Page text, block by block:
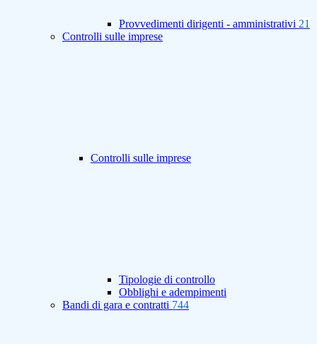
Provvedimenti dirigenti - amministrativi 21
Controlli sulle imprese
Controlli sulle imprese
Tipologie di controllo
Obblighi e adempimenti
Bandi di gara e contratti 744